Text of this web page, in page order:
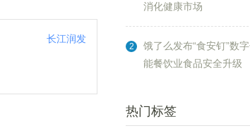
长江润发
消化健康市场
2
饿了么发布“食安钉”数
能餐饮业食品安全升级
热门标签